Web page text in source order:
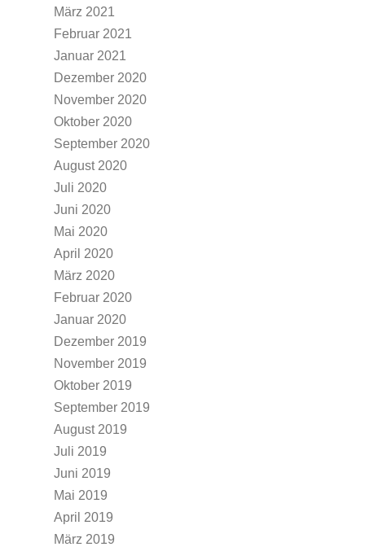
März 2021
Februar 2021
Januar 2021
Dezember 2020
November 2020
Oktober 2020
September 2020
August 2020
Juli 2020
Juni 2020
Mai 2020
April 2020
März 2020
Februar 2020
Januar 2020
Dezember 2019
November 2019
Oktober 2019
September 2019
August 2019
Juli 2019
Juni 2019
Mai 2019
April 2019
März 2019